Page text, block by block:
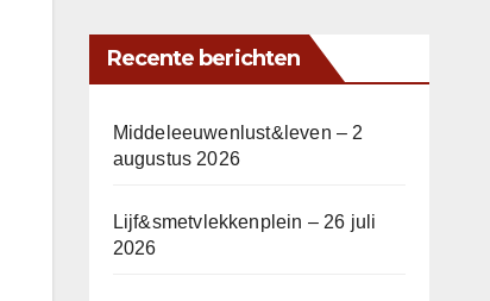
Recente berichten
Middeleeuwenlust&leven – 2
augustus 2026
Lijf&smetvlekkenplein – 26 juli
2026